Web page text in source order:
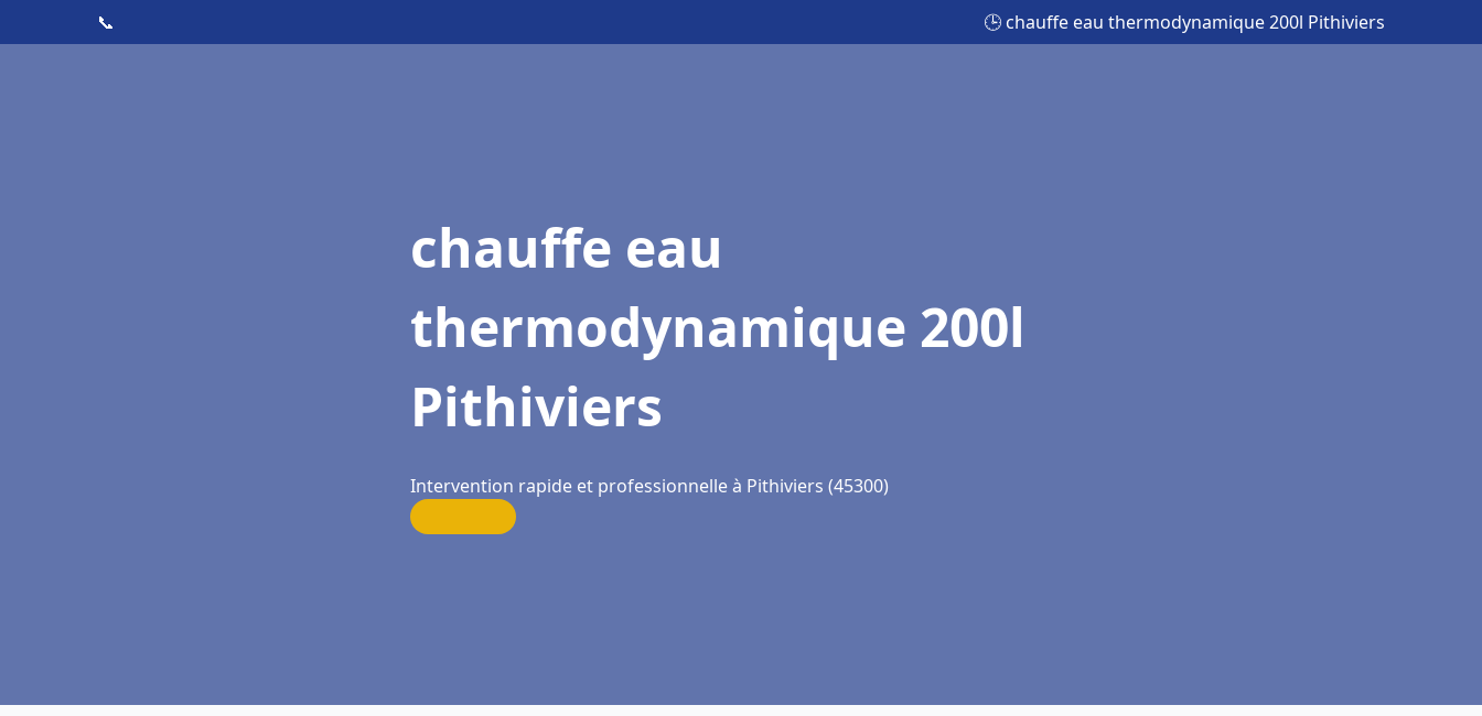
📞 🕒 chauffe eau thermodynamique 200l Pithiviers
chauffe eau
thermodynamique 200l
Pithiviers
Intervention rapide et professionnelle à Pithiviers (45300)